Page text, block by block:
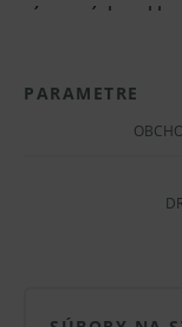
vírusových
v ľudských
orofaryngeálnych
na stanovenie
ochorenia líšiť a
PARAMETRE